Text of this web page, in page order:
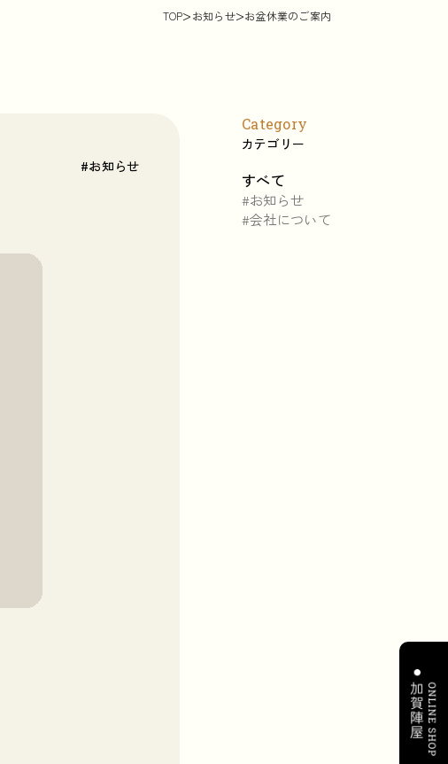
TOP お知らせ お盆休業のご案内
#お知らせ
Category
カテゴリー
すべて
#お知らせ
#会社について